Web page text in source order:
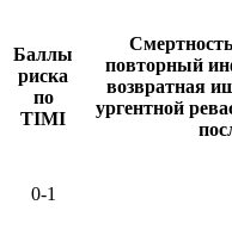
Баллы
риска
по
TIMI
повторный
возвратная
ургентной
0-1